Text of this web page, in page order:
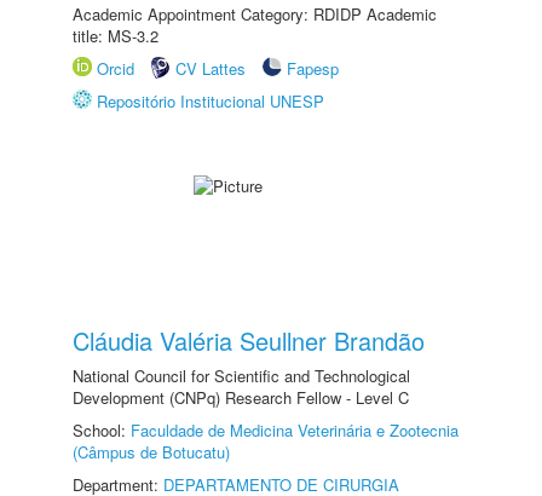
Academic Appointment Category: RDIDP Academic
title: MS-3.2
Orcid
CV Lattes
Fapesp
Repositório Institucional UNESP
Cláudia Valéria Seullner Brandão
National Council for Scientific and Technological
Development (CNPq) Research Fellow - Level C
School: Faculdade de Medicina Veterinária e Zootecnia
(Câmpus de Botucatu)
Department: DEPARTAMENTO DE CIRURGIA